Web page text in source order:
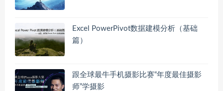
Excel PowerPivot数据建模分析（基础
篇）
跟全球最牛手机摄影比赛“年度最佳摄影
师”学摄影